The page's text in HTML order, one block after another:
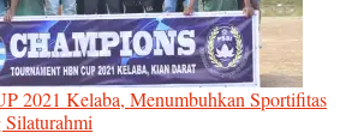
2021 Kelaba, Menumbuhkan Sportifitas
Silaturahmi